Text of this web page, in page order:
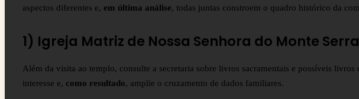
aspectos diferentes e, em última análise, todas juntas constroem o quadro histórico da
1) Igreja Matriz de Nossa Senhora do Monte
Além da visita ao templo, consulte a secretaria sobre livros sacramentais e possíveis livros
interesse e, como resultado, amplie o cruzamento de dados familiares.